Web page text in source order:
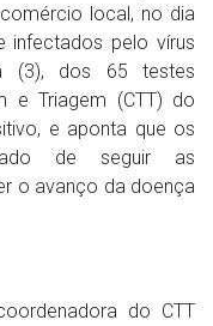
local, no dia
infectados pelo vírus
(3), dos 65 testes
e Triagem (CTT) do
e aponta que os
de seguir as
o avanço da doença
do CTT